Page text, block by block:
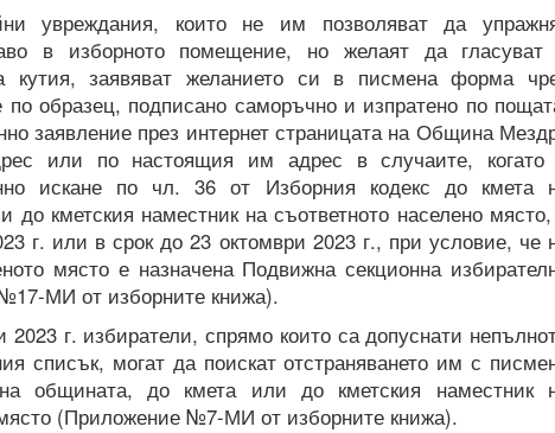
увреждания, които не им позволяват да
в изборното помещение, но желаят да гласуват
кутия, заявяват желанието си в писмена форма
по образец, подписано саморъчно и изпратено по
заявление през интернет страницата на Община
или по настоящия им адрес в случаите,
искане по чл. 36 от Изборния кодекс до кмета
до кметския наместник на съответното населено
г. или в срок до 23 октомври 2023 г., при условие, че
място е назначена Подвижна секционна
МИ от изборните книжа).
2023 г. избиратели, спрямо които са допуснати
списък, могат да поискат отстраняването им с
общината, до кмета или до кметския наместник
(Приложение №7-МИ от изборните книжа).